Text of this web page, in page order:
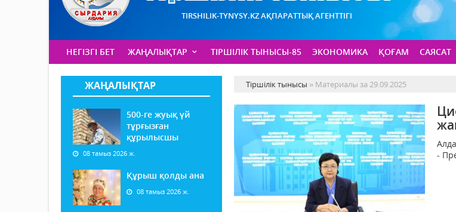
TIRSHILIK-TYNYSY.KZ АҚПАРАТТЫҚ АГЕНТТІГІ
НЕГІЗГІ БЕТ ЖАҢАЛЫҚТАР ТІРШІЛІК ТЫНЫСЫ-85 ЭКОНОМИКА ҚОҒАМ САЯСАТ
ЖАҢАЛЫҚТАР
500-ге жуық үй
тұрғызған
құрылысшы
08 тамыз 2026 ж.
Құрыш қолды ана
08 тамыз 2026 ж.
Тіршілік тынысы » Материалы за 29.09.2025
-